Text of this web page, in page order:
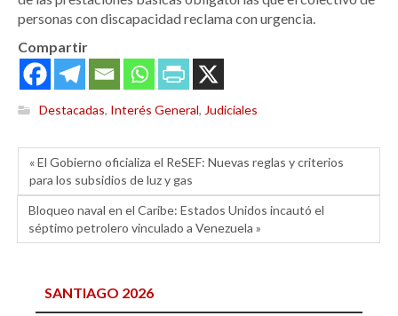
personas con discapacidad reclama con urgencia.
Compartir
Destacadas, Interés General, Judiciales
« El Gobierno oficializa el ReSEF: Nuevas reglas y criterios
para los subsidios de luz y gas
Bloqueo naval en el Caribe: Estados Unidos incautó el
séptimo petrolero vinculado a Venezuela »
SANTIAGO 2026